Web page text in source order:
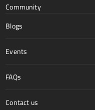
Community
Blogs
Events
FAQs
Contact us